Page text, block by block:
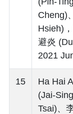
Cheng)
Hsieh)
避炎
2021
15
Ha Hai
(Jai-
Tsai)、